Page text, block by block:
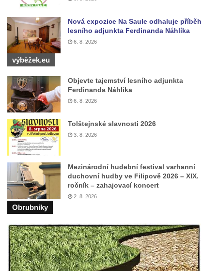
Nová expozice Na Saule odhaluje příběh
lesního adjunkta Ferdinanda Náhlíka
6. 8. 2026
výběžek.eu
Objevte tajemství lesního adjunkta
Ferdinanda Náhlíka
6. 8. 2026
Tolštejnské slavnosti 2026
3. 8. 2026
Mezinárodní hudební festival varhanní
duchovní hudby ve Filipově 2026 – XIX.
ročník – zahajovací koncert
2. 8. 2026
Obrubniky